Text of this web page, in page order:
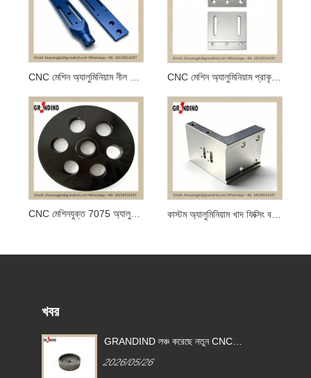
CNC মেশিনযুক্ত 7075 অ্যালুমিনিয়াম কালো অ্যানোডাইজড পুলি
খবর
GRANDIND লঞ্চ করেছে নতুন CNC
বুশিং GI-CNC-ST-009
2026/05/26